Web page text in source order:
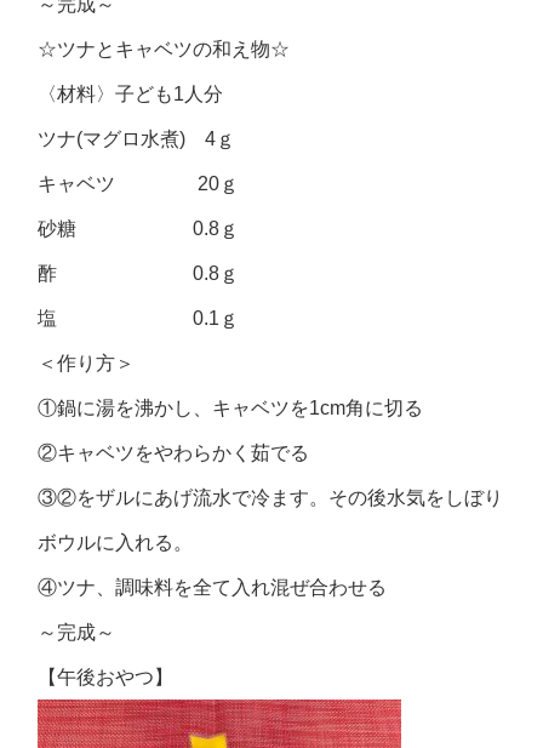
☆ツナとキャベツの和え物☆
〈材料〉子ども1人分
ツナ(マグロ水煮) 4ｇ
キャベツ 20ｇ
砂糖 0.8ｇ
酢 0.8ｇ
塩 0.1ｇ
＜作り方＞
①鍋に湯を沸かし、キャベツを1cm角に切る
②キャベツをやわらかく茹でる
③②をザルにあげ流水で冷ます。その後水気をしぼり
ボウルに入れる。
④ツナ、調味料を全て入れ混ぜ合わせる
～完成～
【午後おやつ】